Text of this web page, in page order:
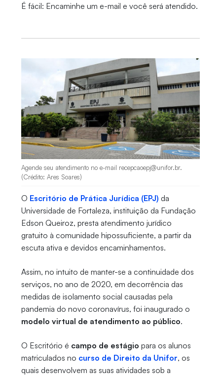
É fácil: Encaminhe um e-mail e você será atendido.
Agende seu atendimento no e-mail recepcaoepj@unifor.br.
(Crédito: Ares Soares)
O Escritório de Prática Jurídica (EPJ) da
Universidade de Fortaleza, instituição da Fundação
Edson Queiroz, presta atendimento jurídico
gratuito à comunidade hipossuficiente, a partir da
escuta ativa e devidos encaminhamentos.
Assim, no intuito de manter-se a continuidade dos
serviços, no ano de 2020, em decorrência das
medidas de isolamento social causadas pela
pandemia do novo coronavírus, foi inaugurado o
modelo virtual de atendimento ao público.
O Escritório é campo de estágio para os alunos
matriculados no curso de Direito da Unifor, os
quais desenvolvem as suas atividades sob a